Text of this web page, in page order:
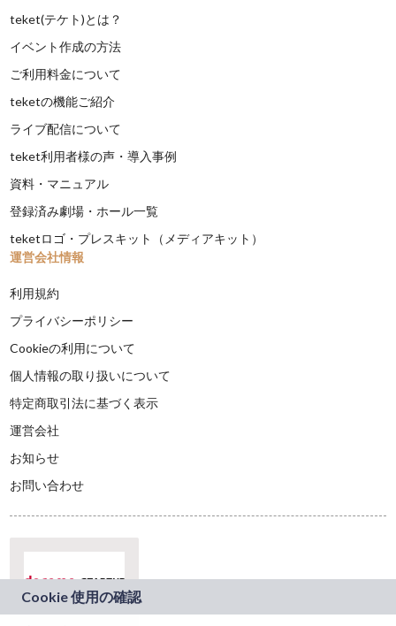
teket(テケト)とは？
イベント作成の方法
ご利用料金について
teketの機能ご紹介
ライブ配信について
teket利用者様の声・導入事例
資料・マニュアル
登録済み劇場・ホール一覧
teketロゴ・プレスキット（メディアキット）
運営会社情報
利用規約
プライバシーポリシー
Cookieの利用について
個人情報の取り扱いについて
特定商取引法に基づく表示
運営会社
お知らせ
お問い合わせ